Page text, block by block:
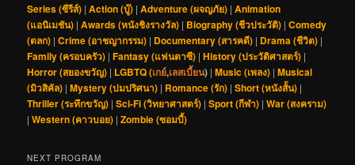
Series (ซีรีส์) |Action (บู๊) |Adventure (ผจญภัย) |Animation
(แอนิเมชัน) |Awards (หนังชิงรางวัล) | Biography (ชีวประวัติ) |Comedy
(ตลก) |Crime (อาชญากรรม) | Documentary (สารคดี) | Drama (ชีวิต) |
Family (ครอบครัว) |Fantasy (แฟนตาซี) |History (ประวัติศาสตร์) |
Horror (สยองขวัญ) | LGBTQ (เกย์,เลสเบี้ยน) |Music (เพลง) |Musical
(มิวสิคัล) |Mystery (ปมปริศนา) | Romance (รัก) |Short (หนังสั้น) |
Thriller (ระทึกขวัญ) |Sci-Fi (วิทยาศาสตร์) |Sport (กีฬา) |War (สงคราม)
|Western (คาวบอย) |Zombie (ซอมบี้)
NEXT PROGRAM